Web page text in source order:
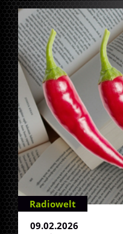
Radiowelt
09.02.2026